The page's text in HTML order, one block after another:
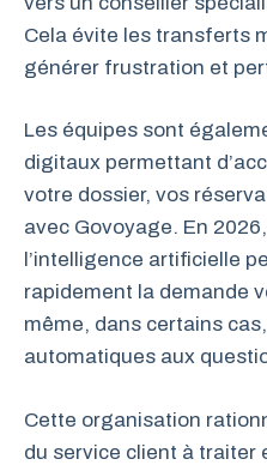
Cela évite les transferts
générer frustration et
Les équipes sont
digitaux permettant
votre dossier, vos
avec Govoyage. En
l’intelligence artificielle
rapidement la demande
même, dans certains
automatiques aux
Cette organisation
du service client à traiter